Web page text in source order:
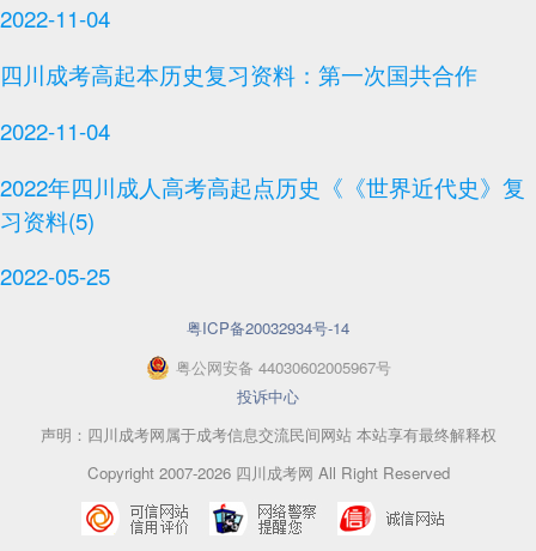
2022-11-04
四川成考高起本历史复习资料：第一次国共合作
2022-11-04
2022年四川成人高考高起点历史《《世界近代史》复
习资料(5)
2022-05-25
粤ICP备20032934号-14
粤公网安备 44030602005967号
投诉中心
声明：四川成考网属于成考信息交流民间网站 本站享有最终解释权
Copyright 2007-2026 四川成考网 All Right Reserved